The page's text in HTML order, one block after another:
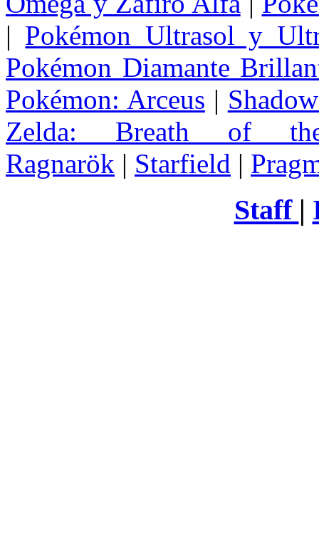
| Pokémon Ultrasol y
Pokémon Diamante
Pokémon: Arceus |
Zelda: Breath of
Ragnarök | Starfield |
Staff |